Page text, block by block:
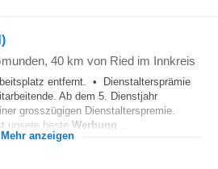
, 40 km von Ried im Innkreis
entfernt. • Dienstaltersprämie
Ab dem 5. Dienstjahr
grosszügigen Dienstalterspremie.
unsere beste Werbung
Mehr anzeigen